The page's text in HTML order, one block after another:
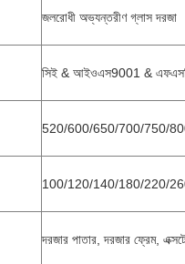
জলরোধী অভ্যন্তরীণ গ্লাস দরজা
সিই & আইওএস9001 &
520/600/650/700/750/800/
100/120/140/180/220/
দরজার পাতার, দরজার ফ্রেম,